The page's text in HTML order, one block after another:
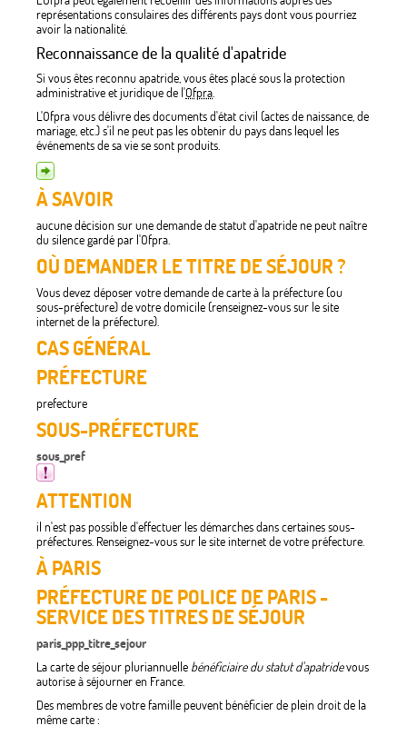
représentations consulaires des différents pays dont vous pourriez
avoir la nationalité.
Reconnaissance de la qualité d'apatride
Si vous êtes reconnu apatride, vous êtes placé sous la protection
administrative et juridique de l'Ofpra.
L'Ofpra vous délivre des documents d'état civil (actes de naissance, de
mariage, etc.) s'il ne peut pas les obtenir du pays dans lequel les
événements de sa vie se sont produits.
À SAVOIR
aucune décision sur une demande de statut d'apatride ne peut naître
du silence gardé par l'Ofpra.
OÙ DEMANDER LE TITRE DE SÉJOUR ?
Vous devez déposer votre demande de carte à la préfecture (ou
sous-préfecture) de votre domicile (renseignez-vous sur le site
internet de la préfecture).
CAS GÉNÉRAL
PRÉFECTURE
prefecture
SOUS-PRÉFECTURE
sous_pref
ATTENTION
il n'est pas possible d'effectuer les démarches dans certaines sous-
préfectures. Renseignez-vous sur le site internet de votre préfecture.
À PARIS
PRÉFECTURE DE POLICE DE PARIS -
SERVICE DES TITRES DE SÉJOUR
paris_ppp_titre_sejour
La carte de séjour pluriannuelle bénéficiaire du statut d'apatridevous
autorise à séjourner en France.
Des membres de votre famille peuvent bénéficier de plein droit de la
même carte :